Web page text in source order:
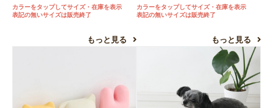
カラーをタップしてサイズ・在庫を表示
表記の無いサイズは販売終了
もっと見る
カラーをタップしてサイズ・在庫を表示
表記の無いサイズは販売終了
もっと見る